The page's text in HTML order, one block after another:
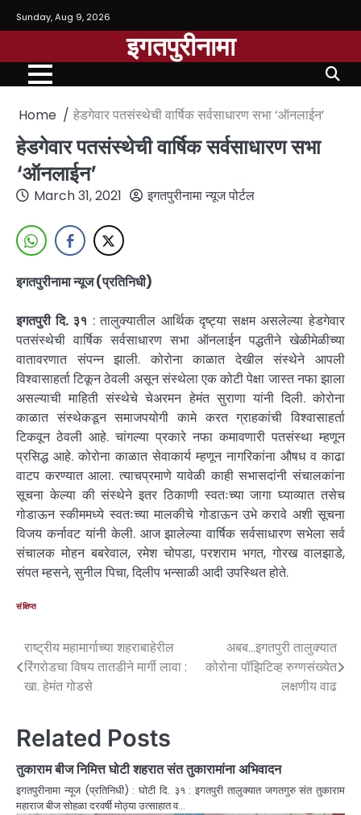
Sunday, Aug 9, 2026
इगतपुरीनामा
Home हेडगेवार पतसंस्थेची वार्षिक सर्वसाधारण सभा ‘ऑनलाईन’
हेडगेवार पतसंस्थेची वार्षिक सर्वसाधारण सभा
‘ऑनलाईन’
March 31, 2021 इगतपुरीनामा न्यूज पोर्टल
इगतपुरीनामा न्यूज (प्रतिनिधी)
इगतपुरी दि. ३१ : तालुक्यातील आर्थिक दृष्ट्या सक्षम असलेल्या हेडगेवार
पतसंस्थेची वार्षिक सर्वसाधारण सभा ऑनलाईन पद्धतीने खेळीमेळीच्या
वातावरणात संपन्न झाली. कोरोना काळात देखील संस्थेने आपली
विश्वासाहर्ता टिकून ठेवली असून संस्थेला एक कोटी पेक्षा जास्त नफा झाला
असल्याची माहिती संस्थेचे चेअरमन हेमंत सुराणा यांनी दिली. कोरोना
काळात संस्थेकडून समाजपयोगी कामे करत ग्राहकांची विश्वासाहर्ता
टिकवून ठेवली आहे. चांगल्या प्रकारे नफा कमावणारी पतसंस्था म्हणून
प्रसिद्ध आहे. कोरोना काळात सेवाकार्य म्हणून नागरिकांना औषध व काढा
वाटप करण्यात आला. त्याचप्रमाणे यावेळी काही सभासदांनी संचालकांना
सूचना केल्या की संस्थेने इतर ठिकाणी स्वतःच्या जागा घ्याव्यात तसेच
गोडाऊन स्कीममध्ये स्वतःच्या मालकीचे गोडाऊन उभे करावे अशी सूचना
विजय कर्नावट यांनी केली. आज झालेल्या वार्षिक सर्वसाधारण सभेला सर्व
संचालक मोहन बबरेवाल, रमेश चोपडा, परशराम भगत, गोरख वालझाडे,
संपत म्हसने, सुनील पिचा, दिलीप भन्साळी आदी उपस्थित होते.
संक्षिप्त
राष्ट्रीय महामार्गाच्या शहराबाहेरील
रिंगरोडचा विषय तातडीने मार्गी लावा :
खा. हेमंत गोडसे
अबब…इगतपुरी तालुक्यात
कोरोना पॉझिटिव्ह रुग्णसंख्येत
लक्षणीय वाढ
Related Posts
तुकाराम बीज निमित्त घोटी शहरात संत तुकारामांना अभिवादन
इगतपुरीनामा न्यूज (प्रतिनिधी) : घोटी दि. ३१ : इगतपुरी तालुक्यात जगतगुरु संत तुकाराम
महाराज बीज सोहळा दरवर्षी मोठ्या उत्साहात व…